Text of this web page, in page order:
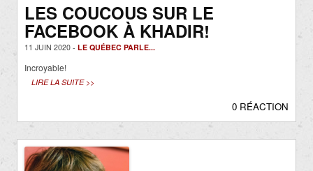
LES COUCOUS SUR LE
FACEBOOK À KHADIR!
11 JUIN 2020 - LE QUÉBEC PARLE...
Incroyable!
LIRE LA SUITE >>
0 RÉACTION